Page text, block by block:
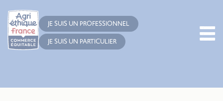
JE SUIS UN PROFESSIONNEL
JE SUIS UN PARTICULIER